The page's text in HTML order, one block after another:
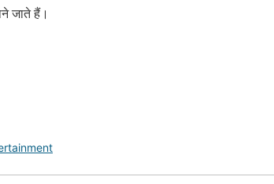
जाते हैं।